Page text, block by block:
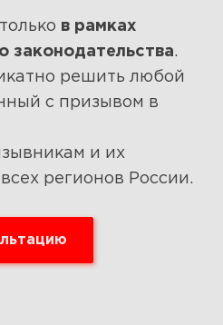
в рамках
законодательства.
решить любой
с призывом в
и их
регионов России.